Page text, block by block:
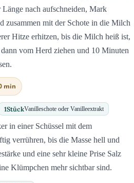
Länge nach aufschneiden, Mark
zusammen mit der Schote in die Milch
Hitze erhitzen, bis die Milch heiß ist,
vom Herd ziehen und 10 Minuten
min
1StückVanilleschote oder Vanilleextrakt
in einer Schüssel mit dem
verrühren, bis die Masse hell und
und eine sehr kleine Prise Salz
Klümpchen mehr sichtbar sind.